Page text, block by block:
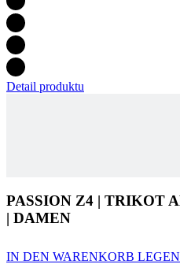
Detail produktu
PASSION Z4 | TRIKOT
| DAMEN
IN DEN WARENKORB LEGEN